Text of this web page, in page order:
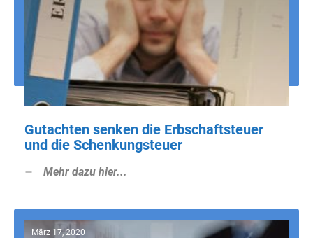
Gutachten senken die Erbschaftsteuer
und die Schenkungsteuer
Mehr dazu hier...
März 17, 2020